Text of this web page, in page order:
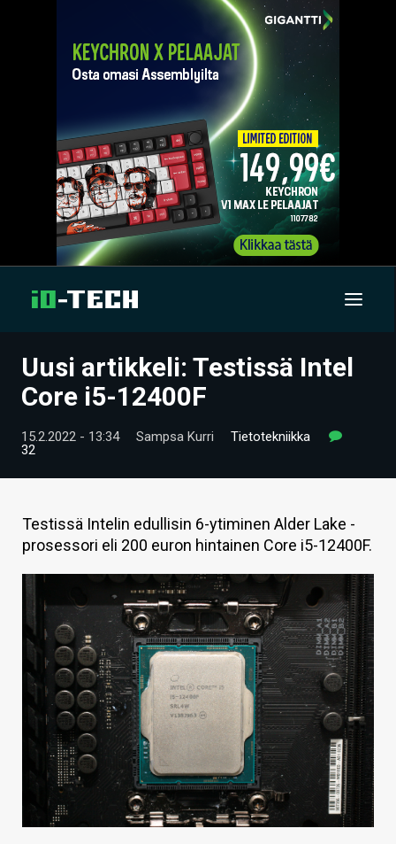
UUTISET
VIDEOT
TIETOA
KAUPPA
VAIHDA TEEMA
HAKU
Uusi artikkeli: Testissä Intel
Core i5-12400F
15.2.2022 - 13:34 Sampsa Kurri
Tietotekniikka
32
Testissä Intelin edullisin 6-ytiminen Alder Lake -
prosessori eli 200 euron hintainen Core i5-12400F.